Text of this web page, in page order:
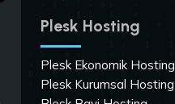
Plesk Hosting
Plesk Ekonomik Hosting
Plesk Kurumsal Hosting